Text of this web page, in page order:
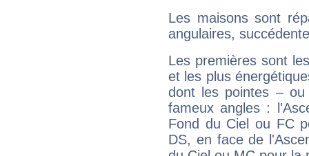
Les maisons sont
angulaires,
Les premières sont
et les plus
dont les pointes –
fameux angles :
Fond du Ciel ou FC
DS, en face de